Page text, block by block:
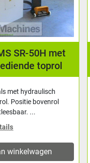
SR-50H met
toprol
met hydraulisch
Positie bovenrol
...
winkelwagen